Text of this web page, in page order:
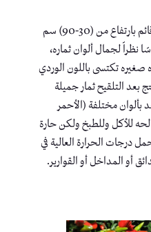
شجيرة صغيرة معمرة، هو نبات قائم بارتفاع من (30-90) سم
نظراََ لجمال ألوان ثماره،
صغيره تكتسى باللون الوردي
التلقيح ثمار جميلة
بألوان مختلفة (الأحمر
للأكل وللطبخ ولكن حارة
درجات الحرارة العالية في
أو المداخل أو القوارير.